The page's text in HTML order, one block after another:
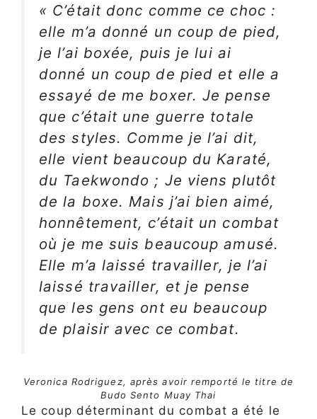
« C’était donc comme ce choc :
elle m’a donné un coup de pied,
je l’ai boxée, puis je lui ai
donné un coup de pied et elle a
essayé de me boxer. Je pense
que c’était une guerre totale
des styles. Comme je l’ai dit,
elle vient beaucoup du Karaté,
du Taekwondo ; Je viens plutôt
de la boxe. Mais j’ai bien aimé,
honnêtement, c’était un combat
où je me suis beaucoup amusé.
Elle m’a laissé travailler, je l’ai
laissé travailler, et je pense
que les gens ont eu beaucoup
de plaisir avec ce combat.
Veronica Rodriguez, après avoir remporté le titre de
Budo Sento Muay Thai
Le coup déterminant du combat a été le